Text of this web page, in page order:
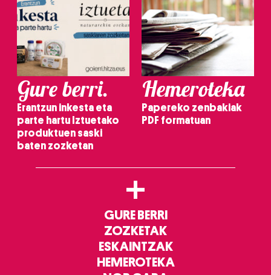
Gure berri.
Erantzun inkesta eta
parte hartu Iztuetako
produktuen saski
baten zozketan
Hemeroteka
Papereko zenbakiak
PDF formatuan
+
GURE BERRI
ZOZKETAK
ESKAINTZAK
HEMEROTEKA